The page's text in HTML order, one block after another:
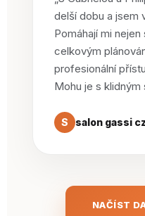
delší dobu a jsem
Pomáhají mi
celkovým
profesionální
Mohu je s
S salon gassi cz
NAČÍST